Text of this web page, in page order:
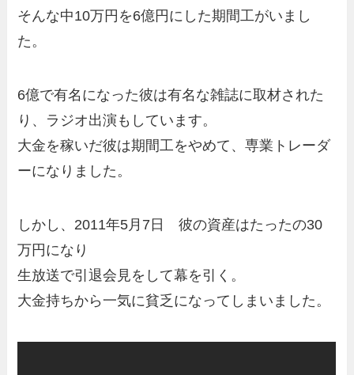
そんな中10万円を6億円にした期間工がいまし
た。
6億で有名になった彼は有名な雑誌に取材された
り、ラジオ出演もしています。
大金を稼いだ彼は期間工をやめて、専業トレーダ
ーになりました。
しかし、2011年5月7日 彼の資産はたったの30
万円になり
生放送で引退会見をして幕を引く。
大金持ちから一気に貧乏になってしまいました。